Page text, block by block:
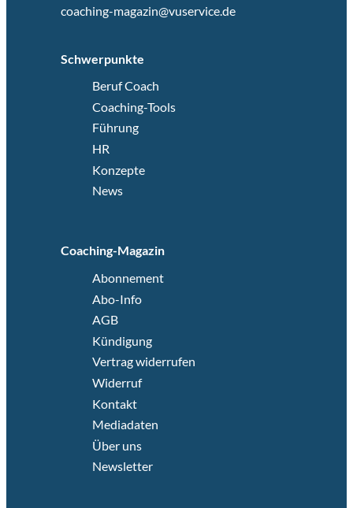
coaching-magazin@vuservice.de
Schwerpunkte
Beruf Coach
Coaching-Tools
Führung
HR
Konzepte
News
Coaching-Magazin
Abonnement
Abo-Info
AGB
Kündigung
Vertrag widerrufen
Widerruf
Kontakt
Mediadaten
Über uns
Newsletter